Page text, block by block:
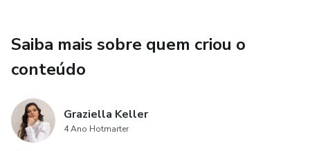
Saiba mais sobre quem criou o
conteúdo
Graziella Keller
4 Ano Hotmarter